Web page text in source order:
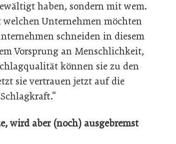
haben, sondern mit wem.
Unternehmen möchten
schneiden in diesem
Vorsprung an Menschlichkeit,
können sie zu den
sie vertrauen jetzt auf die
wird aber (noch) ausgebremst